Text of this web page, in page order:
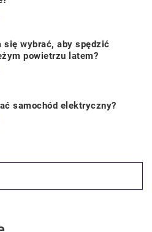
się wybrać, aby spędzić
powietrzu latem?
samochód elektryczny?